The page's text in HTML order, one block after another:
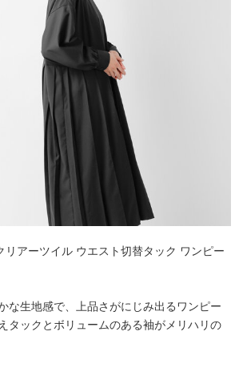
リアーツイル ウエスト切替タック ワンピー
な生地感で、上品さがにじみ出るワンピー
タックとボリュームのある袖がメリハリの